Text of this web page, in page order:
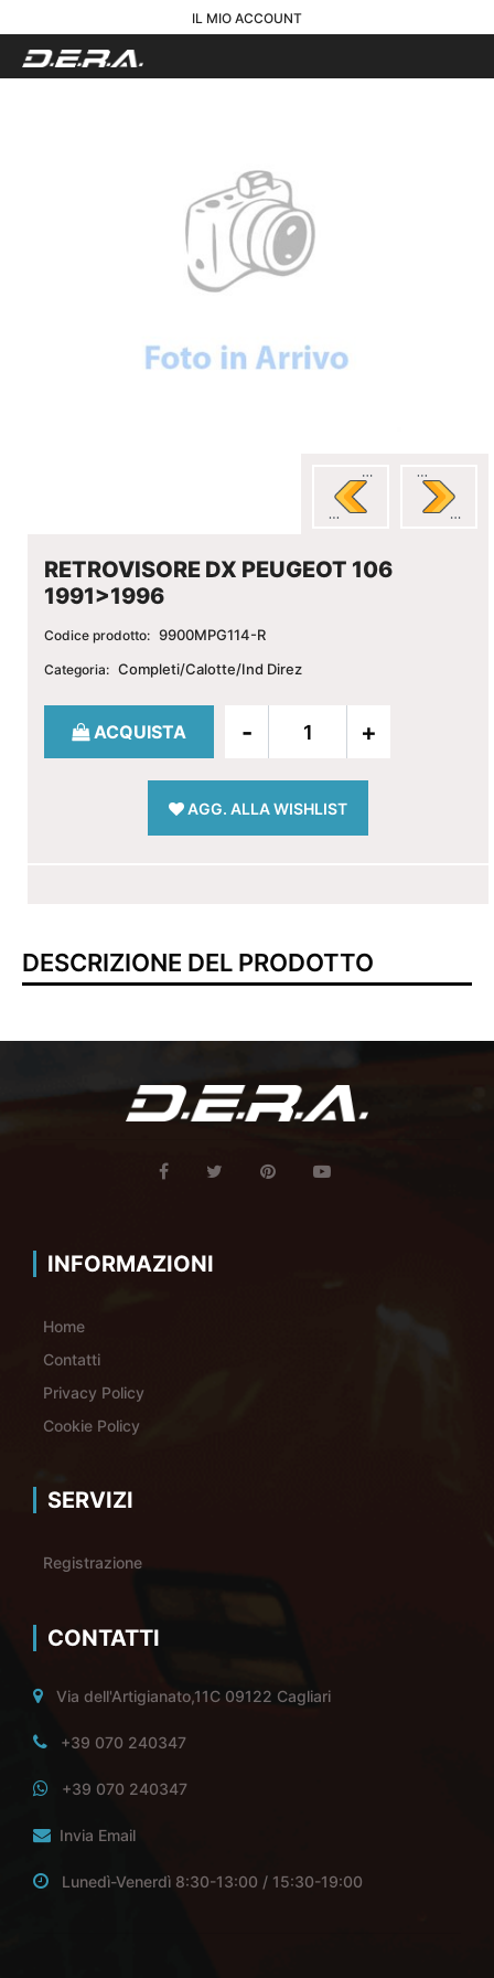
IL MIO ACCOUNT
RETROVISORE DX PEUGEOT 106
1991>1996
Codice prodotto: 9900MPG114-R
Categoria: Completi/Calotte/Ind Direz
Quantità
ACQUISTA
AGG. ALLA WISHLIST
DESCRIZIONE DEL PRODOTTO
INFORMAZIONI
Home
Contatti
Privacy Policy
Cookie Policy
SERVIZI
Registrazione
CONTATTI
Via dell'Artigianato,11C 09122 Cagliari
+39 070 240347
+39 070 240347
Invia Email
Lunedì-Venerdì 8:30-13:00 / 15:30-19:00